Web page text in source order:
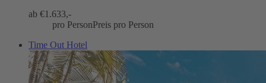
ab €1.633,-
pro PersonPreis pro Person
Time Out Hotel